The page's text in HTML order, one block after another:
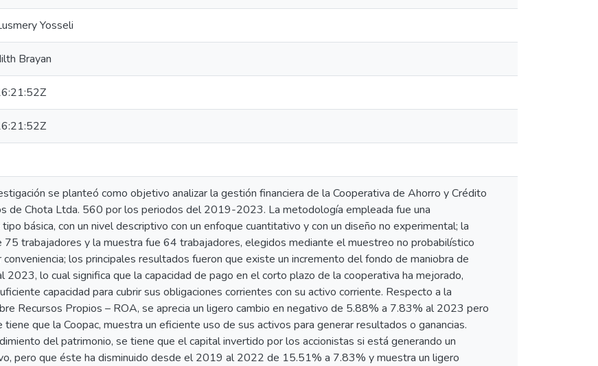
Yosseli
Brayan
se planteó como objetivo analizar la gestión financiera de la Cooperativa de Ahorro y Crédito
de Chota Ltda. 560 por los periodos del 2019-2023. La metodología empleada fue una
básica, con un nivel descriptivo con un enfoque cuantitativo y con un diseño no experimental; la
75 trabajadores y la muestra fue 64 trabajadores, elegidos mediante el muestreo no probabilístico
conveniencia; los principales resultados fueron que existe un incremento del fondo de maniobra de
2023, lo cual significa que la capacidad de pago en el corto plazo de la cooperativa ha mejorado,
capacidad para cubrir sus obligaciones corrientes con su activo corriente. Respecto a la
Recursos Propios – ROA, se aprecia un ligero cambio en negativo de 5.88% a 7.83% al 2023 pero
tiene que la Coopac, muestra un eficiente uso de sus activos para generar resultados o ganancias.
del patrimonio, se tiene que el capital invertido por los accionistas si está generando un
pero que éste ha disminuido desde el 2019 al 2022 de 15.51% a 7.83% y muestra un ligero